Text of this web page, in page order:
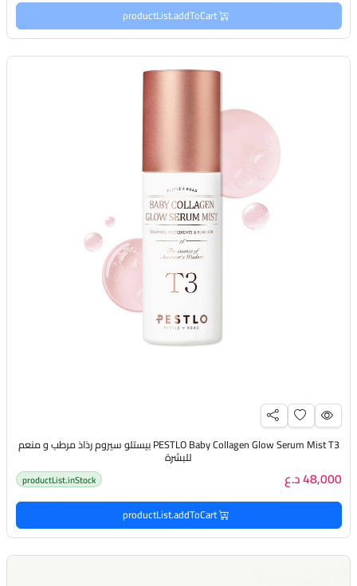
productList.addToCart
PESTLO Baby Collagen Glow Serum Mist T3 بيستلو سيروم رذاذ مرطب و منعم
للبشرة
48,000 د.ع productList.inStock
productList.addToCart